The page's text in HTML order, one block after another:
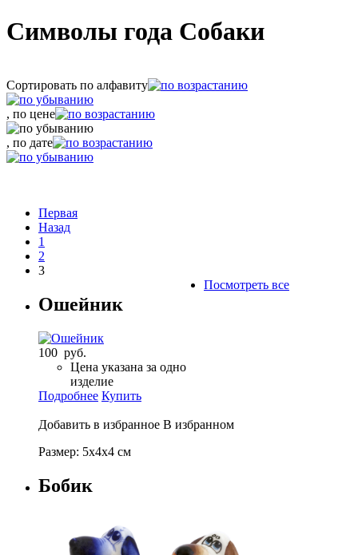
Символы года Собаки
Сортировать по алфавиту
, по цене
, по дате
Первая
Назад
1
2
3
Посмотреть все
Ошейник
100 руб.
Цена указана за одно
изделие
Подробнее Купить
Добавить в избранное В избранном
Размер: 5х4х4 см
Бобик